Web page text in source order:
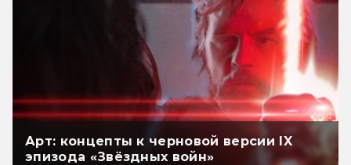
Арт: концепты к черновой версии IX
эпизода «Звёздных войн»